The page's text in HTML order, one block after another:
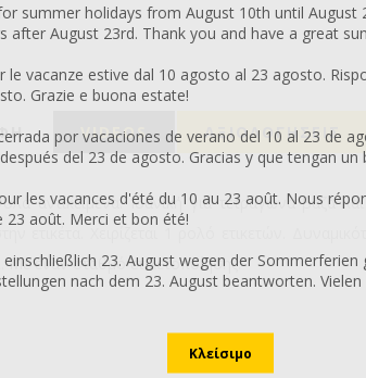
VIDEOS ΑΞΙΟΛΟΓΉΣΕΙΣ
αντικείμενα. Ιδανική για τετράγωνα βάζα
ετικέτα. Χειρίζεται 1 ρολό ετικετών.
Με έναν σταθμό ετικετοποίησης.
summer holidays from August 10th until August
after August 23rd. Thank you and have a great
le vacanze estive dal 10 agosto al 23 agosto.
Grazie e buona estate!
por vacaciones de verano del 10 al 23 de
del 23 de agosto. Gracias y que tengan un
les vacances d'été du 10 au 23 août. Nous
23 août. Merci et bon été!
23. August wegen der Sommerferien
nach dem 23. August beantworten.